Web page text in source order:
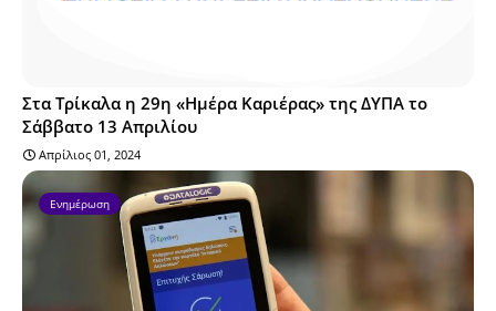
Στα Τρίκαλα η 29η «Ημέρα Καριέρας» της ΔΥΠΑ το
Σάββατο 13 Απριλίου
Απρίλιος 01, 2024
Ενημέρωση